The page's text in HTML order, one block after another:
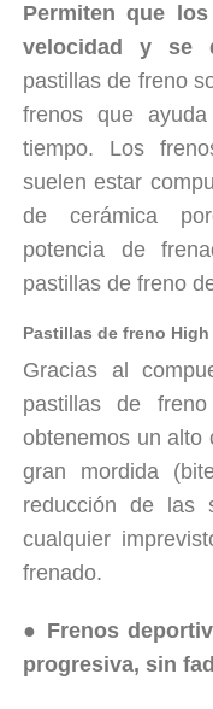
Permiten que
velocidad y se
pastillas de freno
frenos que
tiempo. Los
suelen estar
de cerámica
potencia de
pastillas de freno
Pastillas de freno
Gracias al
pastillas de freno
obtenemos un alto
gran mordida
reducción de las
cualquier
frenado.
● Frenos
progresiva, sin